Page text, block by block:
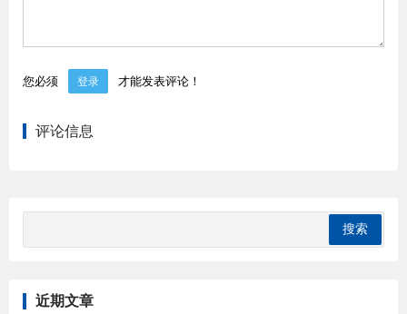
您必须 登录 才能发表评论！
评论信息
近期文章